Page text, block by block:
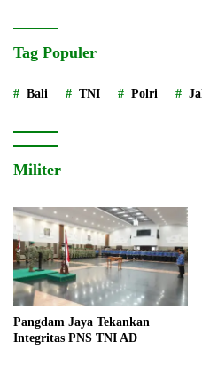
Tag Populer
Bali TNI Polri
Militer
Pangdam Jaya Tekankan
Integritas PNS TNI AD